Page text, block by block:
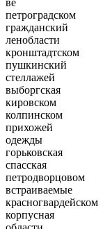
петроградском
гражданский
ленобласти
кронштадтском
пушкинский
стеллажей
выборгская
кировском
колпинском
прихожей
одежды
горьковская
спасская
петродворцовом
встраиваемые
красногвардейском
корпусная